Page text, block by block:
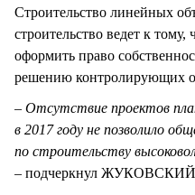
Строительство линейных
строительство ведет к
оформить право
решению контролирующих
– Отсутствие проектов
в 2017 году не позволило
по строительству
– подчеркнул